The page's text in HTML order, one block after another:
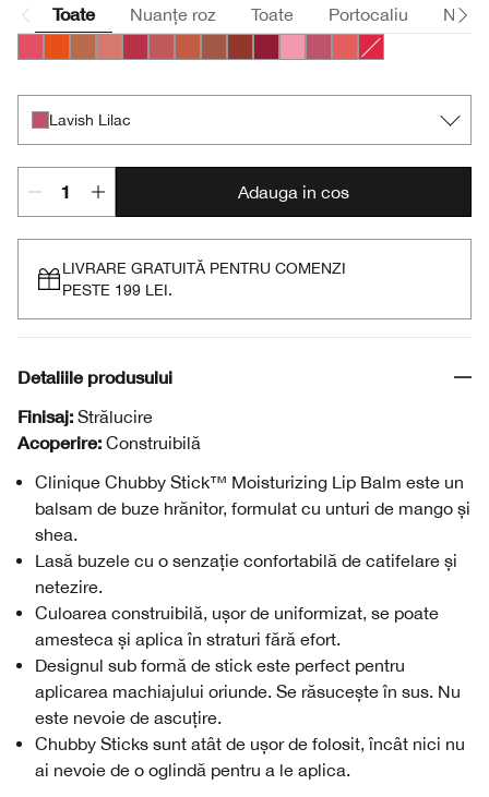
Toate Nuanțe roz Toate Portocaliu Nude
Lavish Lilac
Adauga in cos
LIVRARE GRATUITĂ PENTRU COMENZI
PESTE 199 LEI.
Detaliile produsului
Finisaj: Strălucire
Acoperire: Construibilă
Clinique Chubby Stick™ Moisturizing Lip Balm este un
balsam de buze hrănitor, formulat cu unturi de mango și
shea.
Lasă buzele cu o senzație confortabilă de catifelare și
netezire.
Culoarea construibilă, ușor de uniformizat, se poate
amesteca și aplica în straturi fără efort.
Designul sub formă de stick este perfect pentru
aplicarea machiajului oriunde. Se răsucește în sus. Nu
este nevoie de ascuțire.
Chubby Sticks sunt atât de ușor de folosit, încât nici nu
ai nevoie de o oglindă pentru a le aplica.